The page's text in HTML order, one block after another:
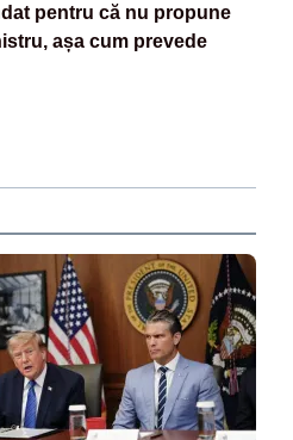
pentru că nu propune
așa cum prevede